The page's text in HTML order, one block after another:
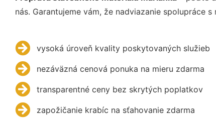
nás. Garantujeme vám, že nadviazanie spolupráce
vysoká úroveň kvality poskytovaných služieb
nezáväzná cenová ponuka na mieru zdarma
transparentné ceny bez skrytých poplatkov
zapožičanie krabíc na sťahovanie zdarma